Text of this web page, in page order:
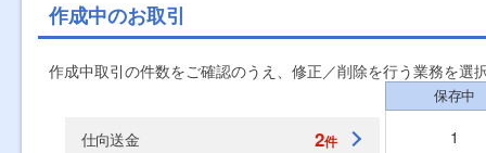
作成中のお取引
作成中取引の件数をご確認のうえ、修正／削除を行う業務を選
保存中
仕向送金 2件 1